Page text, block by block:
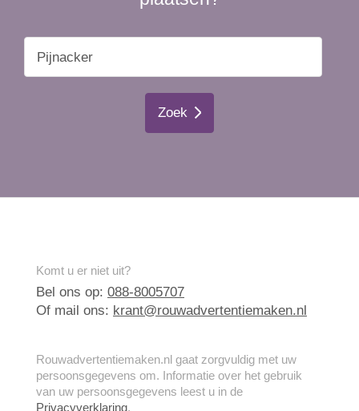
Zoek
Komt u er niet uit?
Bel ons op: 088-8005707
Of mail ons: krant@rouwadvertentiemaken.nl
Rouwadvertentiemaken.nl gaat zorgvuldig met uw
persoonsgegevens om. Informatie over het gebruik
van uw persoonsgegevens leest u in de
Privacyverklaring.